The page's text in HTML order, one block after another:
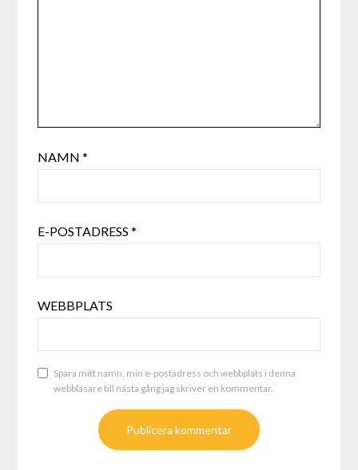
NAMN*
E-POSTADRESS*
WEBBPLATS
Spara mitt namn, min e-postadress och webbplats i denna
webbläsare till nästa gång jag skriver en kommentar.